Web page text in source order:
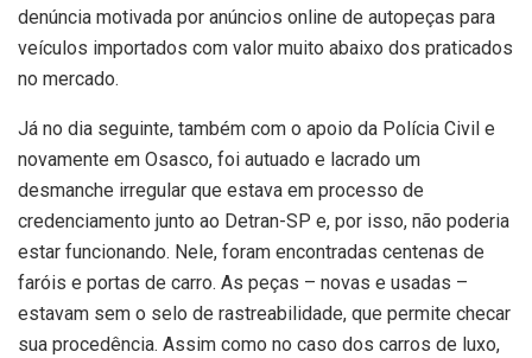
denúncia motivada por anúncios online de autopeças para
veículos importados com valor muito abaixo dos praticados
no mercado.
Já no dia seguinte, também com o apoio da Polícia Civil e
novamente em Osasco, foi autuado e lacrado um
desmanche irregular que estava em processo de
credenciamento junto ao Detran-SP e, por isso, não poderia
estar funcionando. Nele, foram encontradas centenas de
faróis e portas de carro. As peças – novas e usadas –
estavam sem o selo de rastreabilidade, que permite checar
sua procedência. Assim como no caso dos carros de luxo,